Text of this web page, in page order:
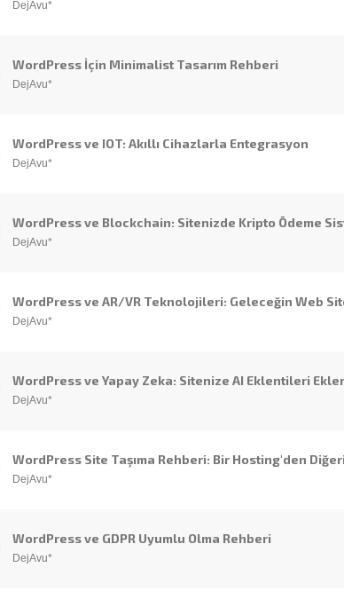
DejAvu*
WordPress İçin Minimalist Tasarım Rehberi
DejAvu*
WordPress ve IOT: Akıllı Cihazlarla Entegrasyon
DejAvu*
WordPress ve Blockchain: Sitenizde Kripto Ödeme
DejAvu*
WordPress ve AR/VR Teknolojileri: Geleceğin Web
DejAvu*
WordPress ve Yapay Zeka: Sitenize AI Eklentileri
DejAvu*
WordPress Site Taşıma Rehberi: Bir Hosting'den
DejAvu*
WordPress ve GDPR Uyumlu Olma Rehberi
DejAvu*